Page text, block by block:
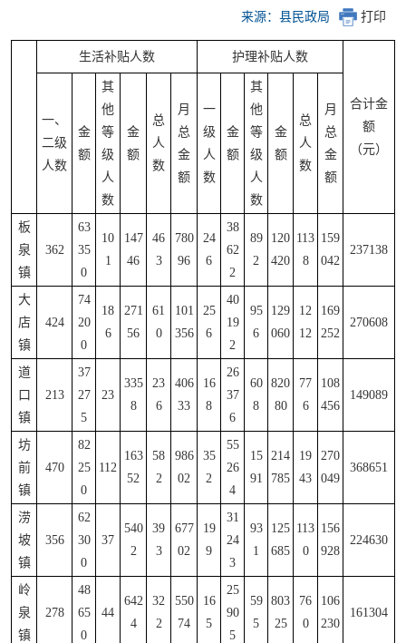
来源：县民政局 打印
生活补贴人数 护理补贴人数
合计金
额
（元）
一、
二级
人数
金
额
其
他
等
级
人
数
金
额
总
人
数
月
总
金
额
一
级
人
数
金
额
其
他
等
级
人
数
金
额
总
人
数
月
总
金
额
板
泉
镇
362
63
35
0
10
1
147
46
46
3
780
96
24
6
38
62
2
89
2
120
420
113
8
159
042
237138
大
店
镇
424
74
20
0
18
6
271
56
61
0
101
356
25
6
40
19
2
95
6
129
060
12
12
169
252
270608
道
口
镇
213
37
27
5
23
335
8
23
6
406
33
16
8
26
37
6
60
8
820
80
77
6
108
456
149089
坊
前
镇
470
82
25
0
112
163
52
58
2
986
02
35
2
55
26
4
15
91
214
785
19
43
270
049
368651
涝
坡
镇
356
62
30
0
37
540
2
39
3
677
02
19
9
31
24
3
93
1
125
685
113
0
156
928
224630
岭
泉
镇
278
48
65
0
44
642
4
32
2
550
74
16
5
25
90
5
59
5
803
25
76
0
106
230
161304